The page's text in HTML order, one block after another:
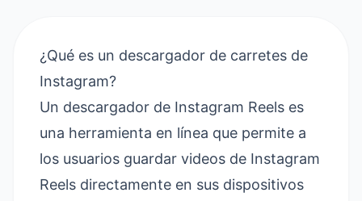
¿Qué es un descargador de carretes de
Instagram?
Un descargador de Instagram Reels es
una herramienta en línea que permite a
los usuarios guardar videos de Instagram
Reels directamente en sus dispositivos